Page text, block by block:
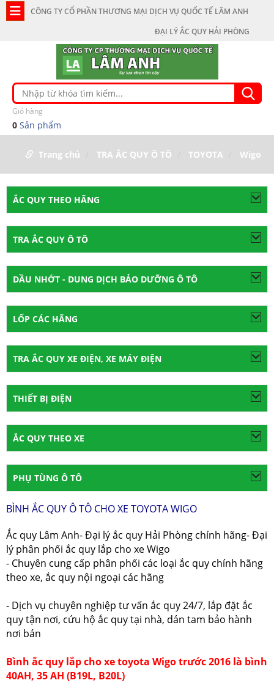
CÔNG TY CỔ PHẦN THƯƠNG MẠI DỊCH VỤ QUỐC TẾ LÂM ANH
ĐẠI LÝ ẮC QUY HẢI PHÒNG
Giỏ hàng
0 Sản phẩm
Trang chủ TRA ẮC QUY Ô TÔ TOYOTA Wigo
ẮC QUY THEO HÃNG
TRA ẮC QUY Ô TÔ
DẦU NHỚT - DUNG DỊCH BẢO DƯỠNG Ô TÔ
LỐP CÁC HÃNG
TRA ẮC QUY XE ĐIỆN, XE MÁY ĐIỆN
THIẾT BỊ ĐIỆN
ẮC QUY THEO XE
PHỤ TÙNG Ô TÔ
BÌNH ẮC QUY Ô TÔ CHO XE TOYOTA WIGO
Ắc quy Lâm Anh- Đại lý ắc quy Hải Phòng chính hãng- Đại
lý phân phối ắc quy lắp cho xe Wigo
- Chuyên cung cấp phân phối các loại ắc quy chính hãng
theo xe, ắc quy nội ngoại các hãng
- Dịch vụ chuyên nghiệp tư vấn ắc quy 24/7, lắp đặt ắc
quy tận nơi, cứu hộ ắc quy tại nhà, dán tam bảo hành
nơi bán
Bình ắc quy lắp cho xe toyota Wigo trước 2016 là bình
40AH, 35 AH (B19L, B20L)